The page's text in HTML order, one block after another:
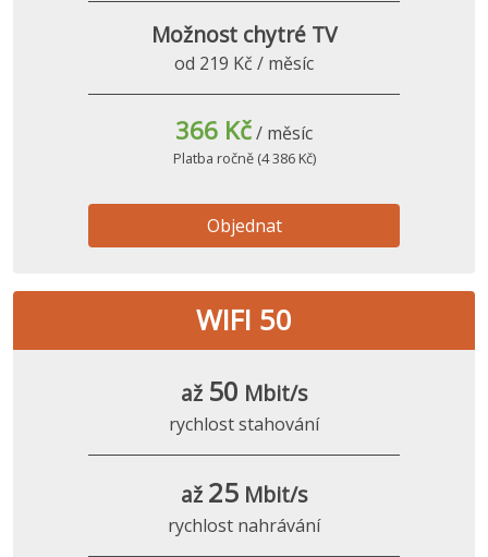
Možnost chytré TV
od 219 Kč / měsíc
366 Kč/ měsíc
Platba ročně (4 386 Kč)
Objednat
WIFI 50
až 50 Mbit/s
rychlost stahování
až 25 Mbit/s
rychlost nahrávání